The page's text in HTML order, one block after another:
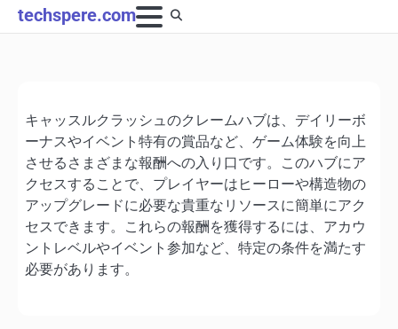
Skip
to
techspere.com
キャッスルクラッシュのクレームハブは、デイリーボ
ーナスやイベント特有の賞品など、ゲーム体験を向上
させるさまざまな報酬への入り口です。このハブにア
クセスすることで、プレイヤーはヒーローや構造物の
アップグレードに必要な貴重なリソースに簡単にアク
セスできます。これらの報酬を獲得するには、アカウ
ントレベルやイベント参加など、特定の条件を満たす
必要があります。